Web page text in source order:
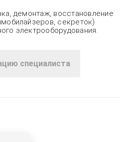
демонтаж, восстановление
секреток)
электрооборудования.
специалиста